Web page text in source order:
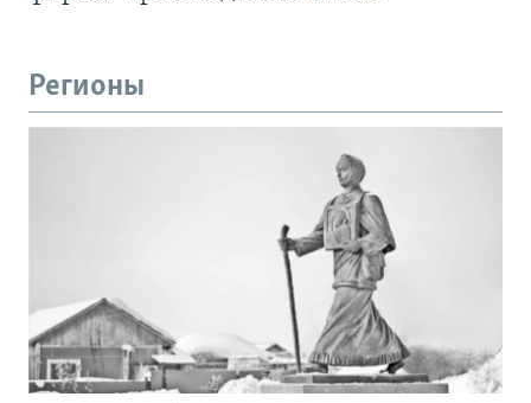
Регионы